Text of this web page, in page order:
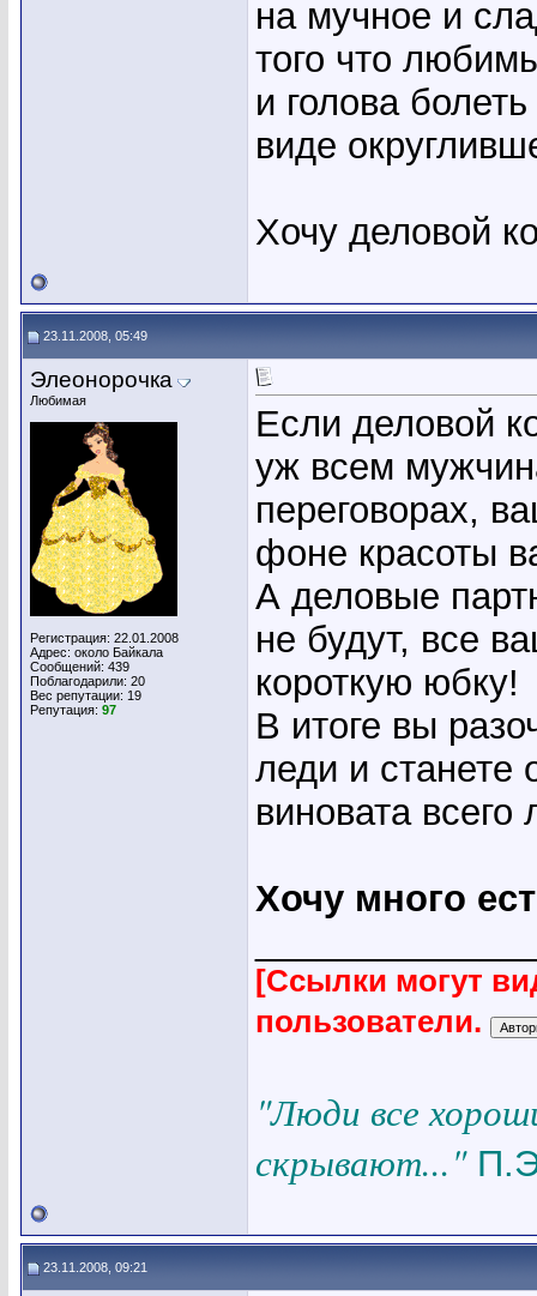
на мучное и
того что
и голова
виде
Хочу деловой
23.11.2008, 05:49
Элеонорочка
Любимая
Регистрация: 22.01.2008
Адрес: около Байкала
Сообщений: 439
Поблагодарили: 20
Вес репутации: 19
Репутация: 97
Если деловой
уж всем
переговорах,
фоне красоты
А деловые
не будут, все
короткую юбку!
В итоге вы
леди и станете
виновата
Хочу много
[Ссылки могут
пользователи.
"Люди все
скрывают..."
23.11.2008, 09:21